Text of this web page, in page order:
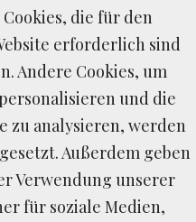
ANFRAGEN LAST MINUTE
die für den
erforderlich sind
Andere Cookies, um
und die
zu analysieren, werden
Außerdem geben
Verwendung unserer
für soziale Medien,